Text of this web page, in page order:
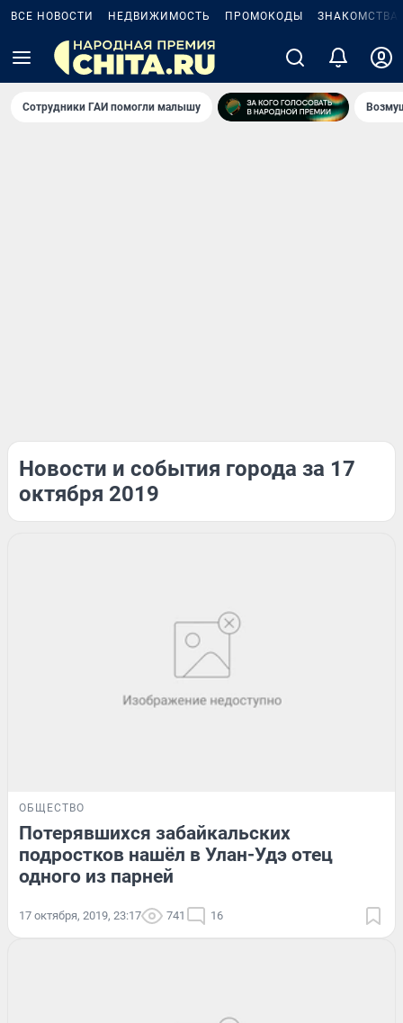
ВСЕ НОВОСТИ НЕДВИЖИМОСТЬ ПРОМОКОДЫ ЗНАКОМСТВА
Сотрудники ГАИ помогли малышу
Новости и события города за 17
октября 2019
ОБЩЕСТВО
Потерявшихся забайкальских
подростков нашёл в Улан-Удэ отец
одного из парней
17 октября, 2019, 23:17 741 16